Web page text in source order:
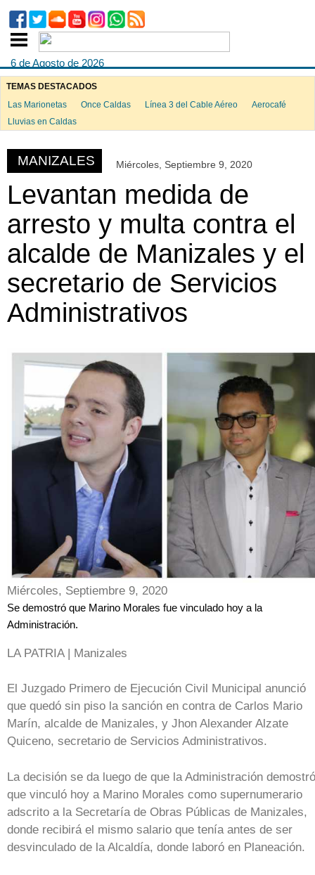
6 de Agosto de 2026
TEMAS DESTACADOS
Las Marionetas
Once Caldas Línea 3 del Cable Aéreo
Aerocafé
Lluvias en Caldas
MANIZALES Miércoles, Septiembre 9, 2020
Levantan medida de
arresto y multa contra el
alcalde de Manizales y el
secretario de Servicios
Administrativos
Miércoles, Septiembre 9, 2020
Se demostró que Marino Morales fue vinculado hoy a la
Administración.
LA PATRIA | Manizales
El Juzgado Primero de Ejecución Civil Municipal anunció
que quedó sin piso la sanción en contra de Carlos Mario
Marín, alcalde de Manizales, y Jhon Alexander Alzate
Quiceno, secretario de Servicios Administrativos.
La decisión se da luego de que la Administración demostró
que vinculó hoy a Marino Morales como supernumerario
adscrito a la Secretaría de Obras Públicas de Manizales,
donde recibirá el mismo salario que tenía antes de ser
desvinculado de la Alcaldía, donde laboró en Planeación.